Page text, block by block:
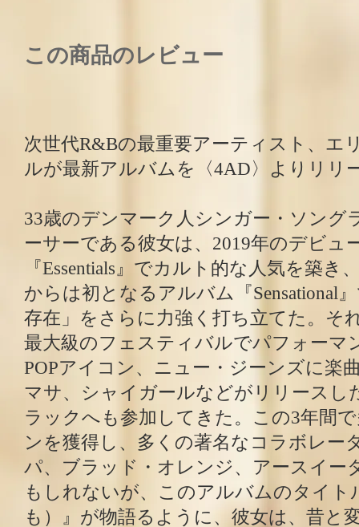
この商品のレビュー
次世代R&Bの最重要アーティスト、エ
ルが最新アルバムを〈4AD〉よりリリ
33歳のデンマーク人シンガー・ソング
ーサーである彼女は、2019年のデビュ
『Essentials』でカルト的な人気を築き
からは初となるアルバム『Sensational
存在」をさらに力強く打ち立てた。そ
最大級のフェスティバルでパフォーマ
POPアイコン、ニュー・ジーンズに楽
マサ、シャイガールなどがリリースし
ラックへも参加してきた。この3年間
ンを獲得し、多くの著名なコラボレー
パ、ブラッド・オレンジ、アースイー
もしれないが、このアルバムのタイト
も）』が物語るように、彼女は、昔と